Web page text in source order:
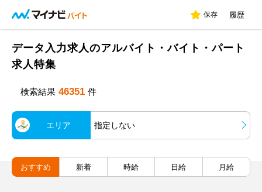
保存 履歴
データ入力求人のアルバイト・バイト・パート
求人特集
検索結果 46351 件
エリア 指定しない
おすすめ 新着 時給 日給 月給